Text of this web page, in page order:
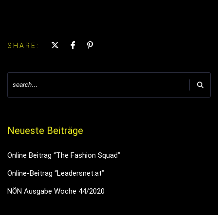
SHARE:
Neueste Beiträge
Online Beitrag “The Fashion Squad”
Online-Beitrag “Leadersnet.at”
NÖN Ausgabe Woche 44/2020